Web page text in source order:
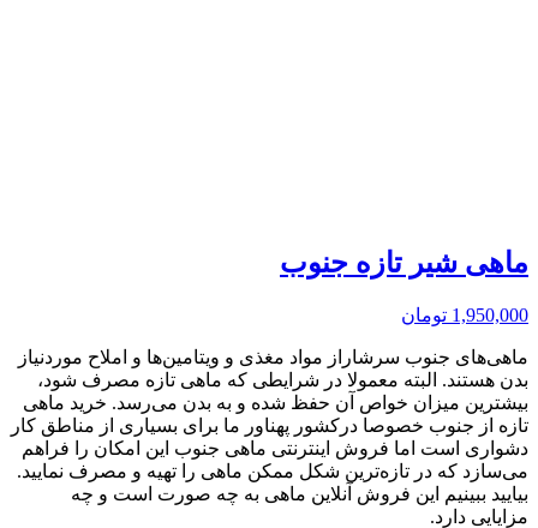
ماهی شیر تازه جنوب
1,950,000 تومان
ماهی‌های جنوب سرشاراز مواد مغذی و ویتامین‌ها و املاح موردنیاز
بدن هستند. البته معمولا در شرایطی که ماهی تازه مصرف شود،
بیشترین میزان خواص آن حفظ شده و به بدن می‌رسد. خرید ماهی
تازه از جنوب خصوصا درکشور پهناور ما برای بسیاری از مناطق کار
دشواری است اما فروش اینترنتی ماهی جنوب این امکان را فراهم
می‌سازد که در تازه‌ترین شکل ممکن ماهی را تهیه و مصرف نمایید.
بیایید ببینیم این فروش آنلاین ماهی به چه صورت است و چه
مزایایی دارد.